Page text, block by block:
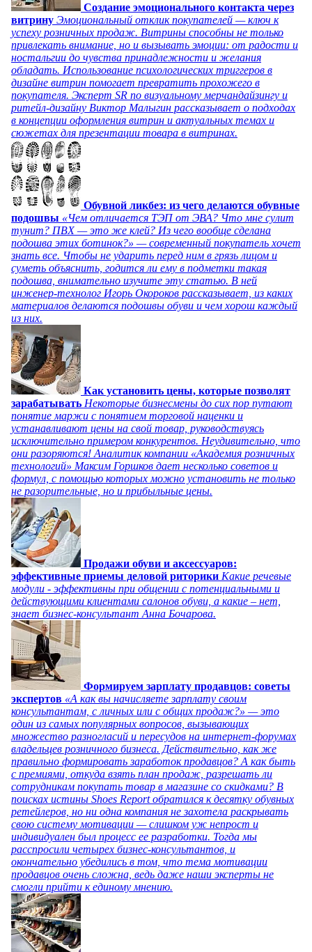
Создание эмоционального контакта через
витрину Эмоциональный отклик покупателей — ключ к
успеху розничных продаж. Витрины способны не только
привлекать внимание, но и вызывать эмоции: от радости и
ностальгии до чувства принадлежности и желания
обладать. Использование психологических триггеров в
дизайне витрин помогает превратить прохожего в
покупателя. Эксперт SR по визуальному мерчандайзингу и
ритейл-дизайну Виктор Малыгин рассказывает о подходах
в концепции оформления витрин и актуальных темах и
сюжетах для презентации товара в витринах.
Обувной ликбез: из чего делаются обувные
подошвы «Чем отличается ТЭП от ЭВА? Что мне сулит
тунит? ПВХ — это же клей? Из чего вообще сделана
подошва этих ботинок?» — современный покупатель хочет
знать все. Чтобы не ударить перед ним в грязь лицом и
суметь объяснить, годится ли ему в подметки такая
подошва, внимательно изучите эту статью. В ней
инженер-технолог Игорь Окороков рассказывает, из каких
материалов делаются подошвы обуви и чем хорош каждый
из них.
Как установить цены, которые позволят
зарабатывать Некоторые бизнесмены до сих пор путают
понятие маржи с понятием торговой наценки и
устанавливают цены на свой товар, руководствуясь
исключительно примером конкурентов. Неудивительно, что
они разоряются! Аналитик компании «Академия розничных
технологий» Максим Горшков дает несколько советов и
формул, с помощью которых можно установить не только
не разорительные, но и прибыльные цены.
Продажи обуви и аксессуаров:
эффективные приемы деловой риторики Какие речевые
модули - эффективны при общении с потенциальными и
действующими клиентами салонов обуви, а какие – нет,
знает бизнес-консультант Анна Бочарова.
Формируем зарплату продавцов: советы
экспертов «А как вы начисляете зарплату своим
консультантам, с личных или с общих продаж?» — это
один из самых популярных вопросов, вызывающих
множество разногласий и пересудов на интернет-форумах
владельцев розничного бизнеса. Действительно, как же
правильно формировать заработок продавцов? А как быть
с премиями, откуда взять план продаж, разрешать ли
сотрудникам покупать товар в магазине со скидками? В
поисках истины Shoes Report обратился к десятку обувных
ретейлеров, но ни одна компания не захотела раскрывать
свою систему мотивации — слишком уж непрост и
индивидуален был процесс ее разработки. Тогда мы
расспросили четырех бизнес-консультантов, и
окончательно убедились в том, что тема мотивации
продавцов очень сложна, ведь даже наши эксперты не
смогли прийти к единому мнению.